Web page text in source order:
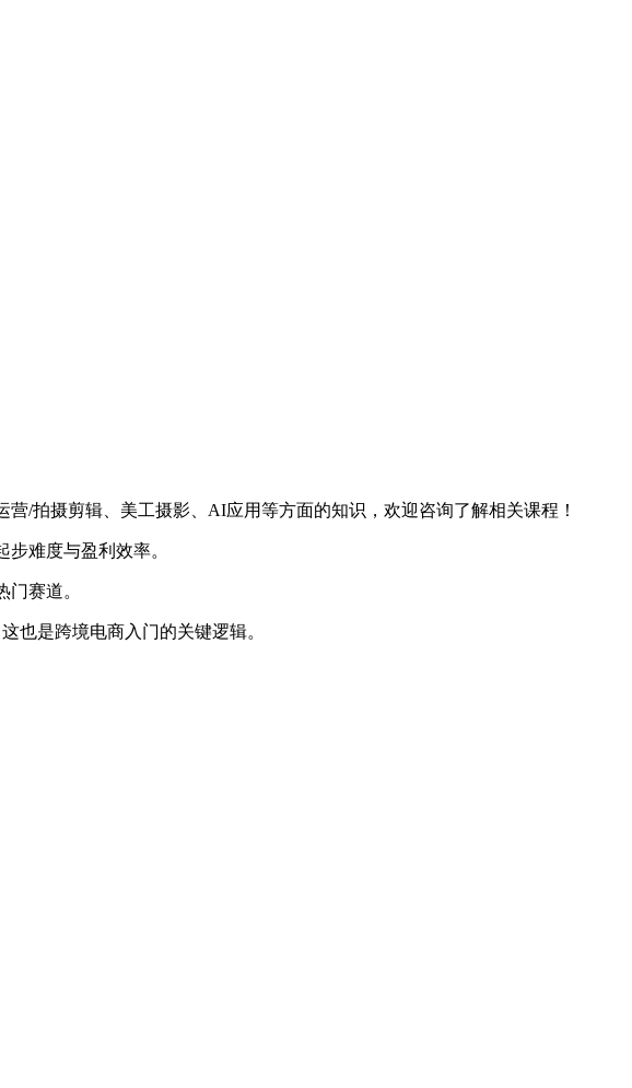
/拍摄剪辑、美工摄影、AI应用等方面的知识，欢迎咨询了解相关课程！
难度与盈利效率。
赛道。
也是跨境电商入门的关键逻辑。